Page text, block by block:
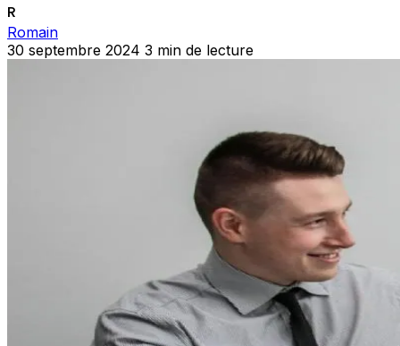
R
Romain
30 septembre 2024 3 min de lecture